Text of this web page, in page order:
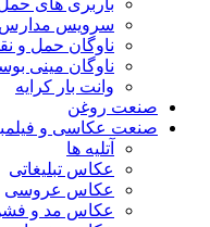
سرویس مدارس
ناوگان حمل و
ناوگان مینی
وانت بار کرایه
صنعت روغن
صنعت عکاسی و
آتلیه ها
عکاس تبلیغاتی
عکاس عروسی
عکاس مد و